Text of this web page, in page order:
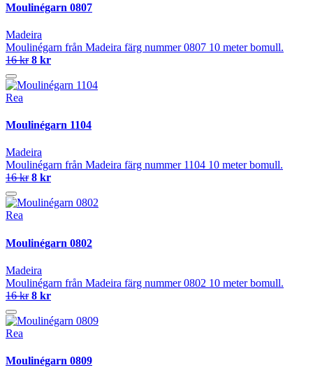
Moulinégarn 0807
Madeira
Moulinégarn från Madeira färg nummer 0807 10 meter bomull.
16 kr 8 kr
Rea
Moulinégarn 1104
Madeira
Moulinégarn från Madeira färg nummer 1104 10 meter bomull.
16 kr 8 kr
Rea
Moulinégarn 0802
Madeira
Moulinégarn från Madeira färg nummer 0802 10 meter bomull.
16 kr 8 kr
Rea
Moulinégarn 0809